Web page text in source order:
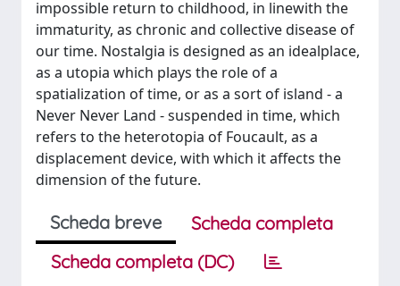
impossible return to childhood, in linewith the
immaturity, as chronic and collective disease of
our time. Nostalgia is designed as an idealplace,
as a utopia which plays the role of a
spatialization of time, or as a sort of island - a
Never Never Land - suspended in time, which
refers to the heterotopia of Foucault, as a
displacement device, with which it affects the
dimension of the future.
Scheda breve
Scheda completa
Scheda completa (DC)